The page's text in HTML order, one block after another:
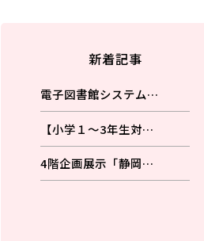
新着記事
電子図書館システム…
【小学１～3年生対…
4階企画展示「静岡…